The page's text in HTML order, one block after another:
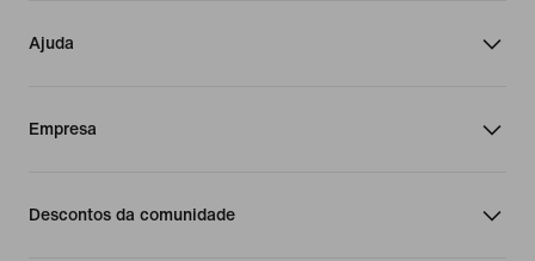
Ajuda
Empresa
Descontos da comunidade